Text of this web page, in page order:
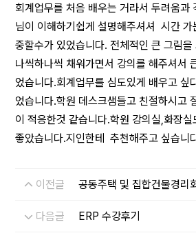
회계업무를 처음 배우는 거라서 두려움과
님이 이해하기쉽게 설명해주셔셔 시간
중할수가 있었습니다. 전체적인 큰 그림
나씩하나씩 채워가면서 강의를 해주셔서
었습니다.회계업무를 심도있게 배우고 싶
었습니다.학원 데스크샘들고 친절하시고
이 적응한것 같습니다.학원 강의실,화장
좋았습니다.지인한테 추천해주고 싶습니
이전글
공동주택 및 집합건물경리
다음글
ERP 수강후기